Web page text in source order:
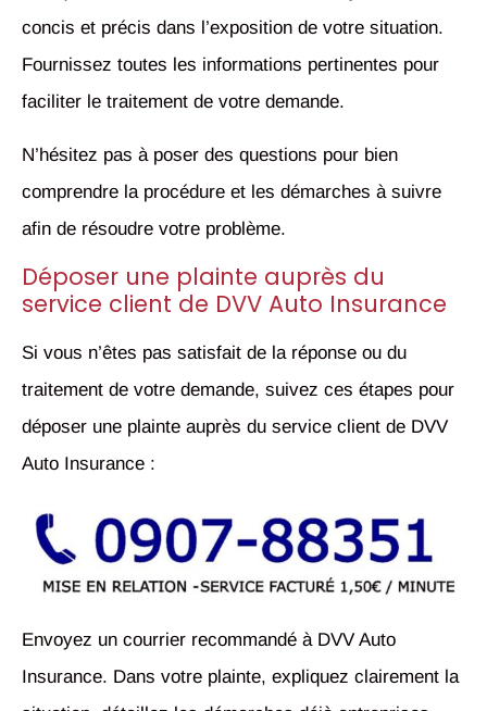
concis et précis dans l’exposition de votre situation.
Fournissez toutes les informations pertinentes pour
faciliter le traitement de votre demande.
N’hésitez pas à poser des questions pour bien
comprendre la procédure et les démarches à suivre
afin de résoudre votre problème.
Déposer une plainte auprès du
service client de DVV Auto Insurance
Si vous n’êtes pas satisfait de la réponse ou du
traitement de votre demande, suivez ces étapes pour
déposer une plainte auprès du service client de DVV
Auto Insurance :
Envoyez un courrier recommandé à DVV Auto
Insurance. Dans votre plainte, expliquez clairement la